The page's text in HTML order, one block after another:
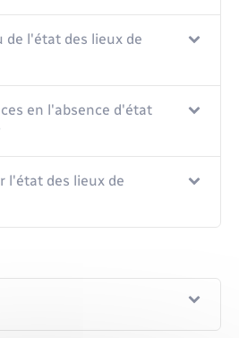
de l'état des lieux de
en l'absence d'état
l'état des lieux de